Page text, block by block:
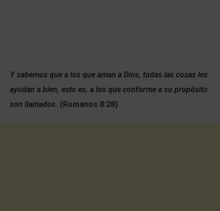
Y sabemos que a los que aman a Dios, todas las cosas les
ayudan a bien, esto es, a los que conforme a su propósito
son llamados. (Romanos 8:28)